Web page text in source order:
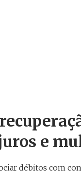
e
débitos com